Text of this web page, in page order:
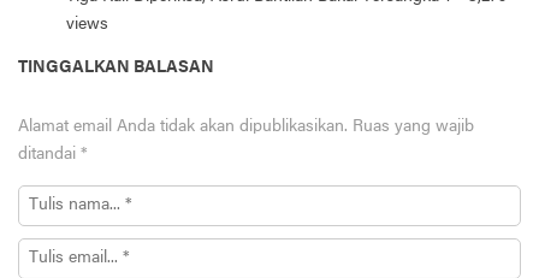
views
TINGGALKAN BALASAN
Alamat email Anda tidak akan dipublikasikan. Ruas yang wajib
ditandai *